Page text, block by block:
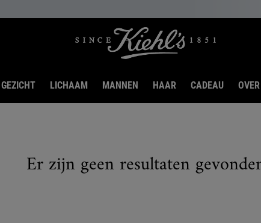
GEZICHT LICHAAM MANNEN HAAR CADEAU
Er zijn geen resultaten